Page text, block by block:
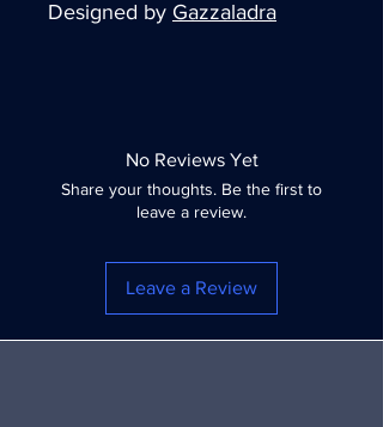
Designed by Gazzaladra
No Reviews Yet
Share your thoughts. Be the first to
leave a review.
Leave a Review